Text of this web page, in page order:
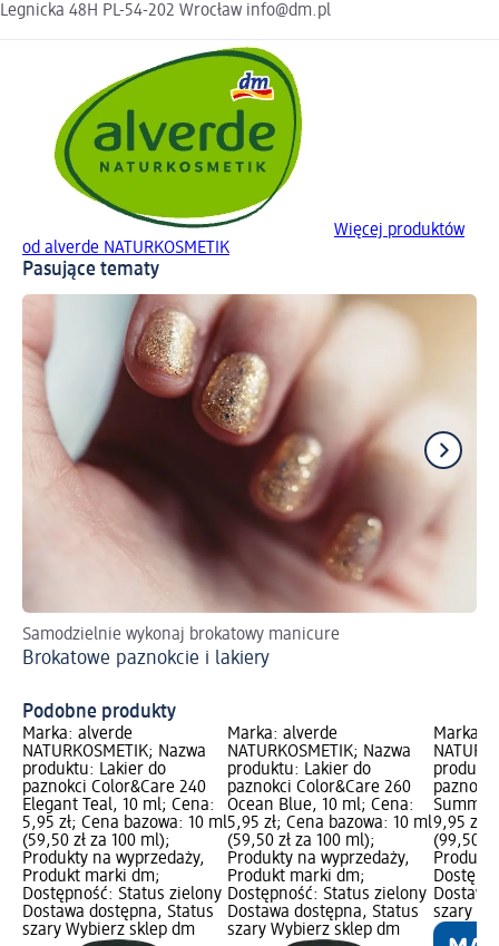
Legnicka 48H PL-54-202 Wrocław info@dm.pl
Więcej produktów
od alverde NATURKOSMETIK
Pasujące tematy
Samodzielnie wykonaj brokatowy manicure
Brokatowe paznokcie i lakiery
Podobne produkty
Marka: alverde
NATURKOSMETIK; Nazwa
produktu: Lakier do
paznokci Color&Care 240
Elegant Teal, 10 ml; Cena:
5,95 zł; Cena bazowa: 10 ml
(59,50 zł za 100 ml);
Produkty na wyprzedaży,
Produkt marki dm;
Dostępność: Status zielony
Dostawa dostępna, Status
szary Wybierz sklep dm
Marka: alverde
NATURKOSMETIK; Nazwa
produktu: Lakier do
paznokci Color&Care 260
Ocean Blue, 10 ml; Cena:
5,95 zł; Cena bazowa: 10 ml
(59,50 zł za 100 ml);
Produkty na wyprzedaży,
Produkt marki dm;
Dostępność: Status zielony
Dostawa dostępna, Status
szary Wybierz sklep dm
Marka:
9,95 zł;
(99,50
Produkt
szary